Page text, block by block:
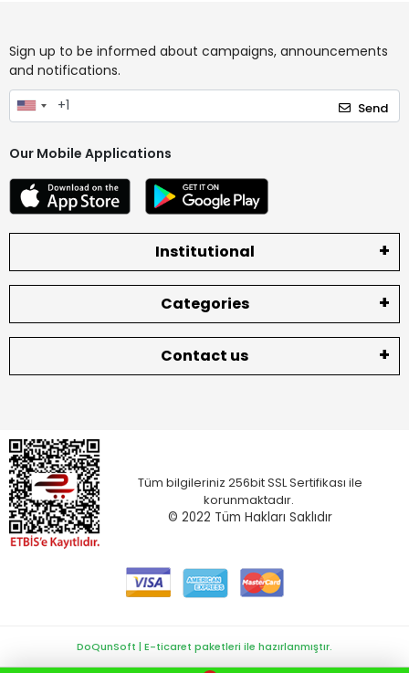
Sign up to be informed about campaigns, announcements
and notifications.
Send
Our Mobile Applications
Institutional
Categories
Contact us
Tüm bilgileriniz 256bit SSL Sertifikası ile
korunmaktadır.
© 2022 Tüm Hakları Saklıdır
DoQunSoft | E-ticaret paketleri ile hazırlanmıştır.